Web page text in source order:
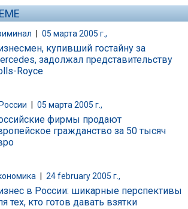
| 05 марта 2005 г.,
купивший гостайну за
задолжал представительству
Royce
05 марта 2005 г.,
фирмы продают
гражданство за 50 тысяч
24 february 2005 г.,
в России: шикарные перспективы
тех, кто готов давать взятки